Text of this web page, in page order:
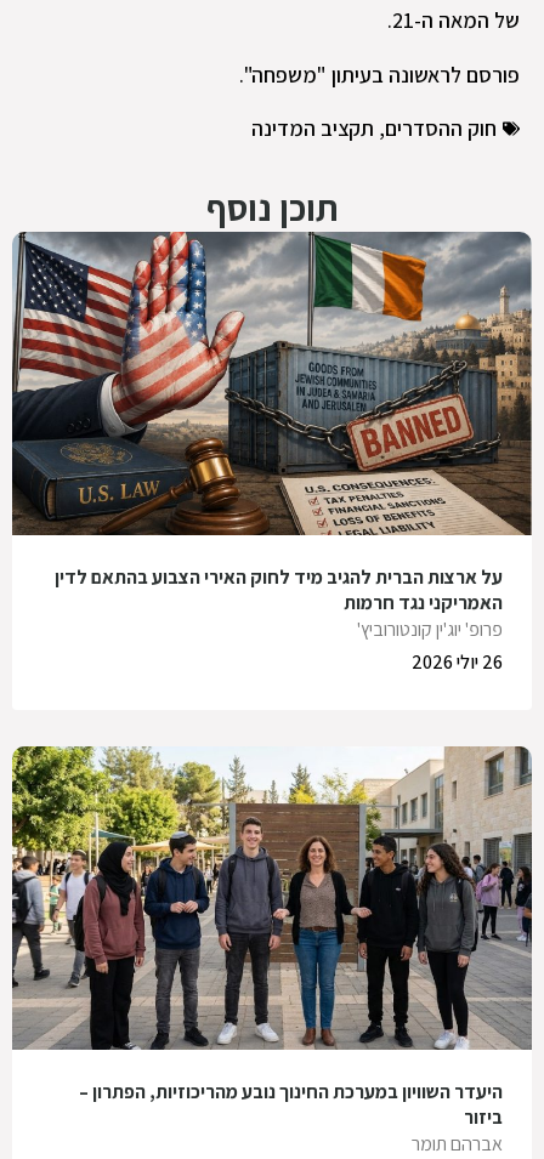
של המאה ה-21.
פורסם לראשונה בעיתון "משפחה".
חוק ההסדרים, תקציב המדינה
תוכן נוסף
על ארצות הברית להגיב מיד לחוק האירי הצבוע בהתאם לדין
האמריקני נגד חרמות
פרופ' יוג'ין קונטורוביץ'
26 יולי 2026
היעדר השוויון במערכת החינוך נובע מהריכוזיות, הפתרון –
ביזור
אברהם תומר